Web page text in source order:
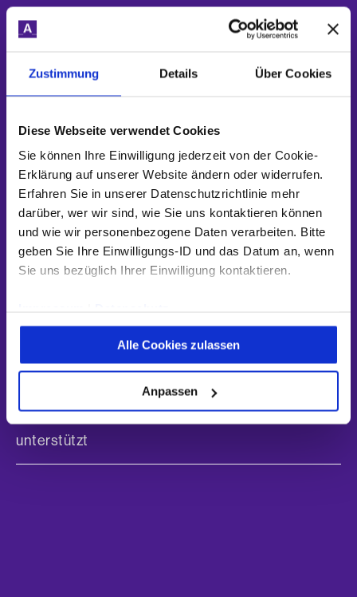
Zustimmung Details Über Cookies
Diese Webseite verwendet Cookies
Sie können Ihre Einwilligung jederzeit von der Cookie-
Erklärung auf unserer Website ändern oder widerrufen.
Erfahren Sie in unserer Datenschutzrichtlinie mehr
darüber, wer wir sind, wie Sie uns kontaktieren können
und wie wir personenbezogene Daten verarbeiten. Bitte
geben Sie Ihre Einwilligungs-ID und das Datum an, wenn
Sie uns bezüglich Ihrer Einwilligung kontaktieren.
Alle Cookies zulassen
Anpassen
Architekturvorteil: APIs &
Microservices
sind die Kernaspekte bei der Entwicklung einer
modernen service-orientierten Architektur mit
APIs und Services. Mit Container und Cluster-
Betrieb effizienter, sicherer und skalierbarer.
Erfahren Sie, welche Vorteile
Microservices bieten – und wie Aleri
unterstützt